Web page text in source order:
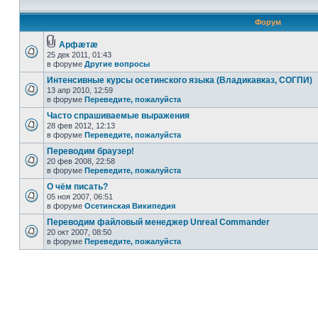
Форум
Арфæтæ
25 дек 2011, 01:43
в форуме Другие вопросы
Интенсивные курсы осетинского языка (Владикавказ, СОГПИ)
13 апр 2010, 12:59
в форуме Переведите, пожалуйста
Часто спрашиваемые выражения
28 фев 2012, 12:13
в форуме Переведите, пожалуйста
Переводим браузер!
20 фев 2008, 22:58
в форуме Переведите, пожалуйста
О чём писать?
05 ноя 2007, 06:51
в форуме Осетинская Википедия
Переводим файловый менеджер Unreal Commander
20 окт 2007, 08:50
в форуме Переведите, пожалуйста